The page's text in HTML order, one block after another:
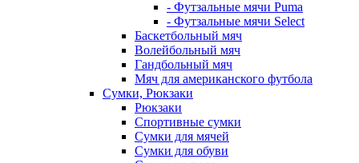
- Футзальные мячи Puma
- Футзальные мячи Select
Баскетбольный мяч
Волейбольный мяч
Гандбольный мяч
Мяч для американского футбола
Сумки, Рюкзаки
Рюкзаки
Спортивные сумки
Сумки для мячей
Сумки для обуви